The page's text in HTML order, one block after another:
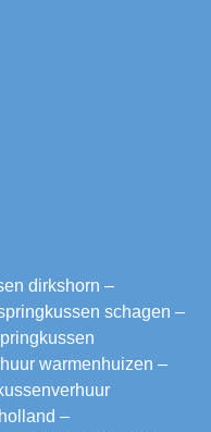
dirkshorn –
schagen –
warmenhuizen –
–